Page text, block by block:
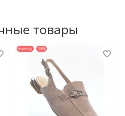
товары
Новинка -56%